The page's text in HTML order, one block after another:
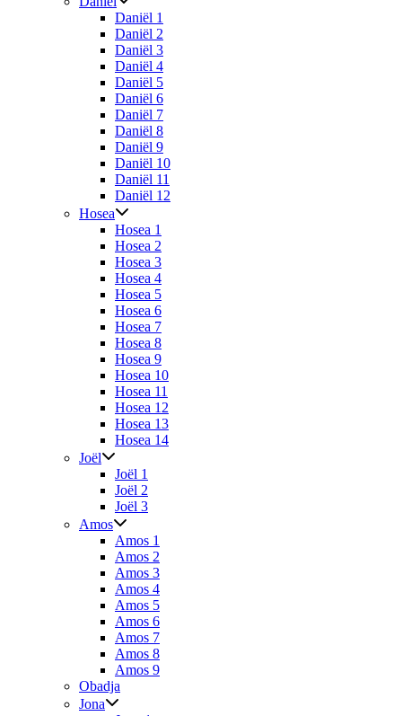
Daniël 1
Daniël 2
Daniël 3
Daniël 4
Daniël 5
Daniël 6
Daniël 7
Daniël 8
Daniël 9
Daniël 10
Daniël 11
Daniël 12
Hosea
Hosea 1
Hosea 2
Hosea 3
Hosea 4
Hosea 5
Hosea 6
Hosea 7
Hosea 8
Hosea 9
Hosea 10
Hosea 11
Hosea 12
Hosea 13
Hosea 14
Joël
Joël 1
Joël 2
Joël 3
Amos
Amos 1
Amos 2
Amos 3
Amos 4
Amos 5
Amos 6
Amos 7
Amos 8
Amos 9
Obadja
Jona